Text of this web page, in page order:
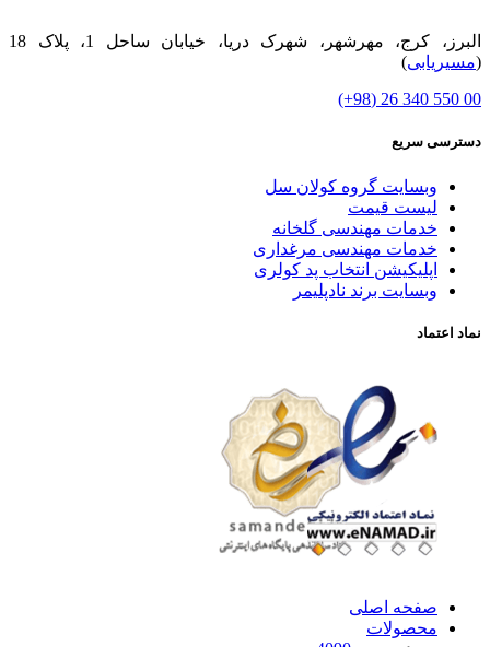
البرز، کرج، مهرشهر، شهرک دریا، خیابان ساحل 1، پلاک 18
(مسیریابی)
00 550 340 26 (98+)
دسترسی سریع
وبسایت گروه کولان سل
لیست قیمت
خدمات مهندسی گلخانه
خدمات مهندسی مرغداری
اپلیکیشن انتخاب پد کولری
وبسایت برند نادپلیمر
نماد اعتماد
صفحه اصلی
محصولات